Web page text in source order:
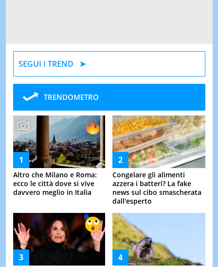
SEGUI I TREND
TRENDOMETRO
Altro che Milano e Roma:
ecco le città dove si vive
davvero meglio in Italia
Congelare gli alimenti
azzera i batteri? La fake
news sul cibo smascherata
dall'esperto